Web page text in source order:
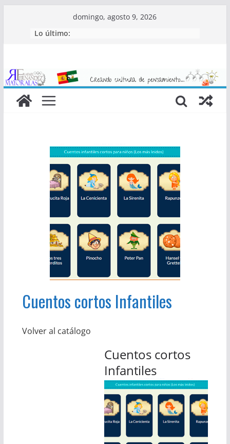
domingo, agosto 9, 2026
Lo último:
Cuentos cortos Infantiles
Volver al catálogo
Cuentos cortos
Infantiles